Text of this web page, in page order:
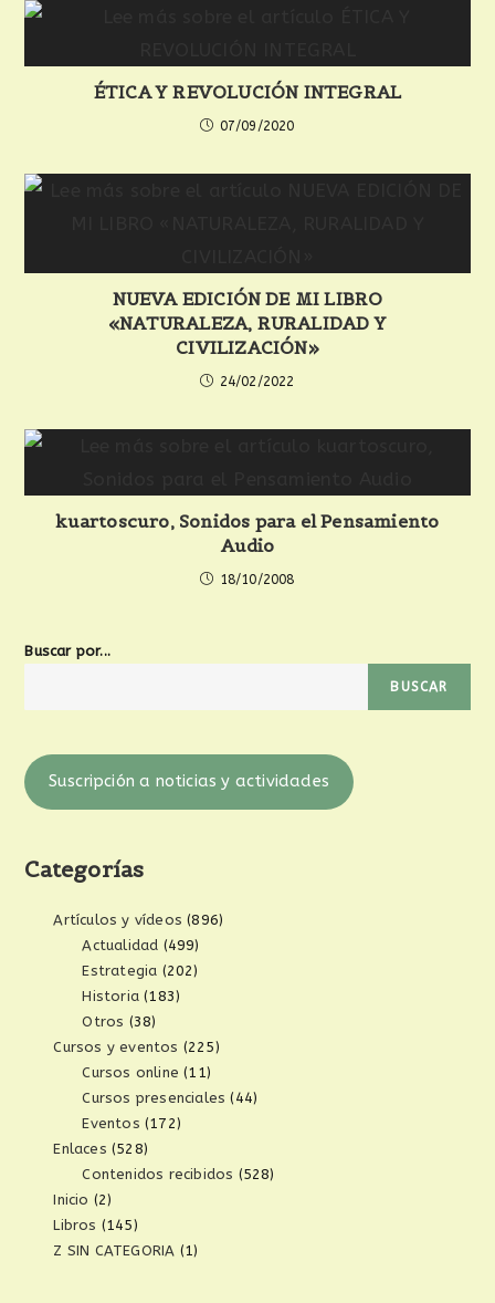
ÉTICA Y REVOLUCIÓN INTEGRAL
07/09/2020
NUEVA EDICIÓN DE MI LIBRO
«NATURALEZA, RURALIDAD Y
CIVILIZACIÓN»
24/02/2022
kuartoscuro, Sonidos para el Pensamiento
Audio
18/10/2008
Buscar por...
BUSCAR
Suscripción a noticias y actividades
Categorías
Artículos y vídeos (896)
Actualidad (499)
Estrategia (202)
Historia (183)
Otros (38)
Cursos y eventos (225)
Cursos online (11)
Cursos presenciales (44)
Eventos (172)
Enlaces (528)
Contenidos recibidos (528)
Inicio (2)
Libros (145)
Z SIN CATEGORIA (1)